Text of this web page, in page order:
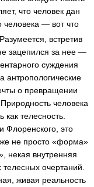
что человек дан
человека — вот что
. Разумеется, встретив
зацепился за нее —
суждения
антропологические
о превращении
человека
телесность.
Флоренского, это
не просто «форма»
некая внутренняя
очертаний.
живая реальность